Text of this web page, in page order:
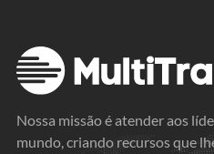
Nossa missão é atender aos
mundo, criando recursos que